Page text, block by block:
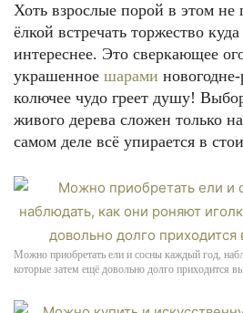
Хоть взрослые порой в этом не
ёлкой встречать торжество куда
интереснее. Это сверкающее
украшенное шарами
колючее чудо греет душу!
живого дерева сложен только
самом деле всё упирается в
Можно приобретать ели и сосны каждый год,
которые затем ещё довольно долго приходится